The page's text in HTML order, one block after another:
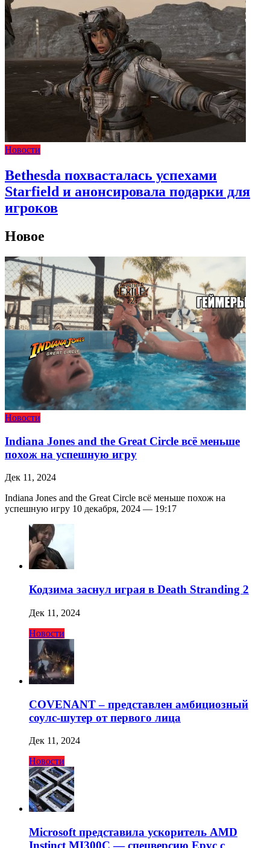
Новости
Bethesda похвасталась успехами
Starfield и анонсировала подарки для
игроков
Новое
Новости
Indiana Jones and the Great Circle всё меньше
похож на успешную игру
Дек 11, 2024
Indiana Jones and the Great Circle всё меньше похож на
успешную игру 10 декабря, 2024 — 19:17
Кодзима заснул играя в Death Stranding 2
Дек 11, 2024
Новости
COVENANT – представлен амбициозный
соулс-шутер от первого лица
Дек 11, 2024
Новости
Microsoft представила ускоритель AMD
Instinct MI300C — спецверсию Epyc с